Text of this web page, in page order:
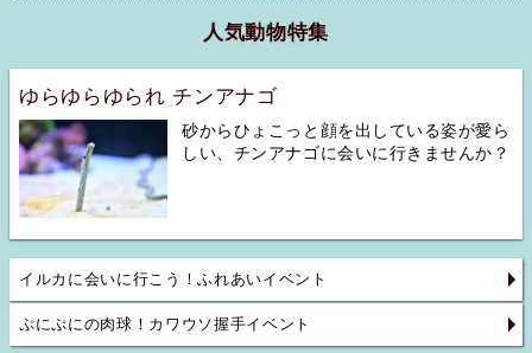
人気動物特集
ゆらゆらゆられ チンアナゴ
砂からひょこっと顔を出している姿が愛ら
しい、チンアナゴに会いに行きませんか？
イルカに会いに行こう！ふれあいイベント
ぷにぷにの肉球！カワウソ握手イベント